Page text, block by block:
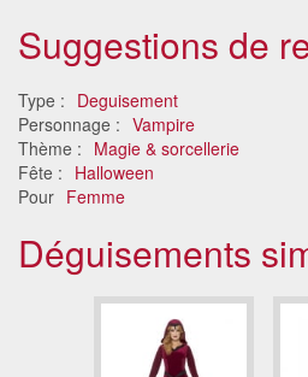
Suggestions de
Type : Deguisement
Personnage : Vampire
Thème : Magie & sorcellerie
Fête : Halloween
Pour Femme
Déguisements